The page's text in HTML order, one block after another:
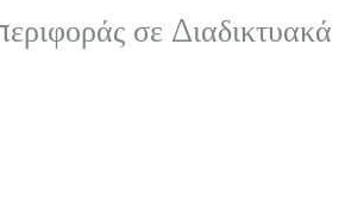
σε Διαδικτυακά